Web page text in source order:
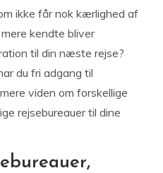
ikke får nok kærlighed af
kendte bliver
til din næste rejse?
du fri adgang til
viden om forskellige
rejsebureauer til dine